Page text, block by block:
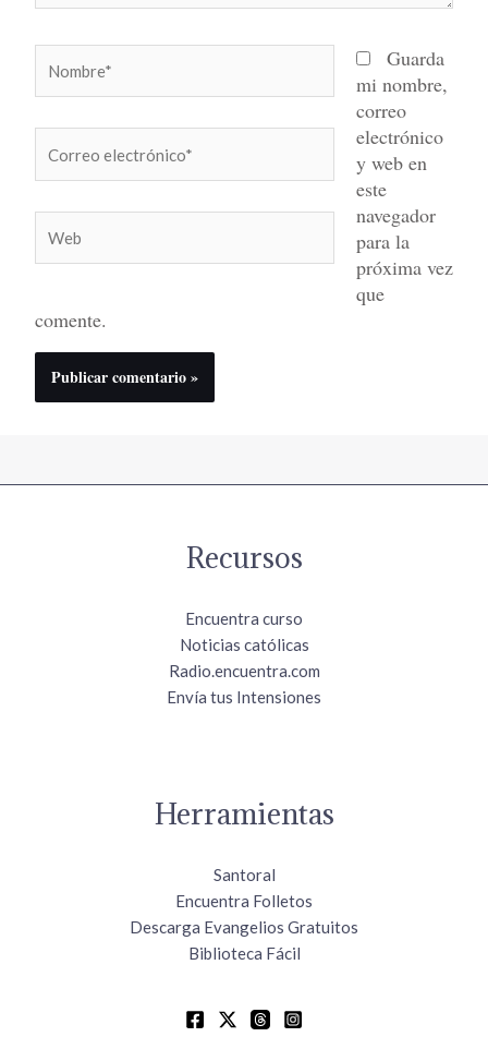
electrónico*
Guarda
mi nombre,
correo
electrónico
y web en
este
navegador
para la
próxima vez
que
comente.
Recursos
Encuentra curso
Noticias católicas
Radio.encuentra.com
Envía tus Intensiones
Herramientas
Santoral
Encuentra Folletos
Descarga Evangelios Gratuitos
Biblioteca Fácil